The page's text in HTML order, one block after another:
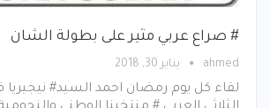
# صراع عربي مثير على بطولة الشان
ahmed يناير 30, 2018
لقاء كل يوم رمضان احمد السيد#